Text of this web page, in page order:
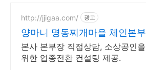
http://jjigaa.com/ 광고
양마니 명동찌개마을 체인본부
본사 본부장 직접상담, 소상공인을
위한 업종전환 컨설팅 제공.